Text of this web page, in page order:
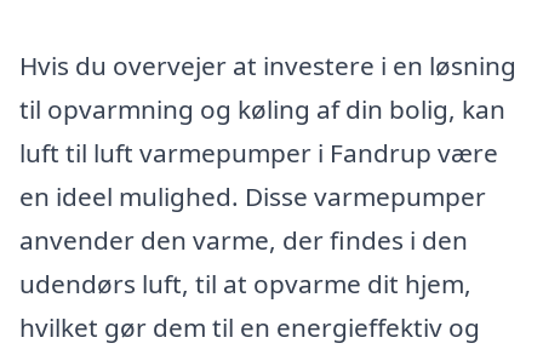
Hvis du overvejer at investere i en løsning
til opvarmning og køling af din bolig, kan
luft til luft varmepumper i Fandrup være
en ideel mulighed. Disse varmepumper
anvender den varme, der findes i den
udendørs luft, til at opvarme dit hjem,
hvilket gør dem til en energieffektiv og